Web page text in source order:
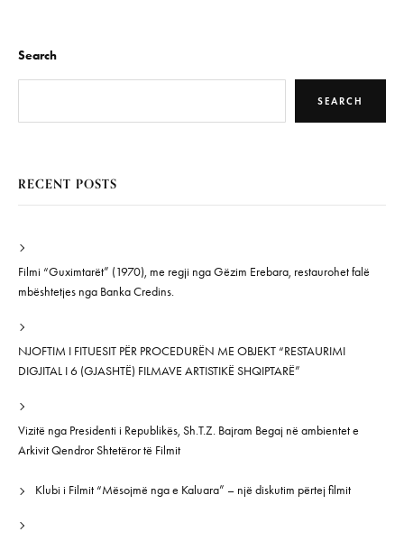
Search
SEARCH
RECENT POSTS
Filmi “Guximtarët” (1970), me regji nga Gëzim Erebara, restaurohet falë
mbështetjes nga Banka Credins.
NJOFTIM I FITUESIT PËR PROCEDURËN ME OBJEKT “RESTAURIMI
DIGJITAL I 6 (GJASHTË) FILMAVE ARTISTIKË SHQIPTARË”
Vizitë nga Presidenti i Republikës, Sh.T.Z. Bajram Begaj në ambientet e
Arkivit Qendror Shtetëror të Filmit
Klubi i Filmit “Mësojmë nga e Kaluara” – një diskutim përtej filmit